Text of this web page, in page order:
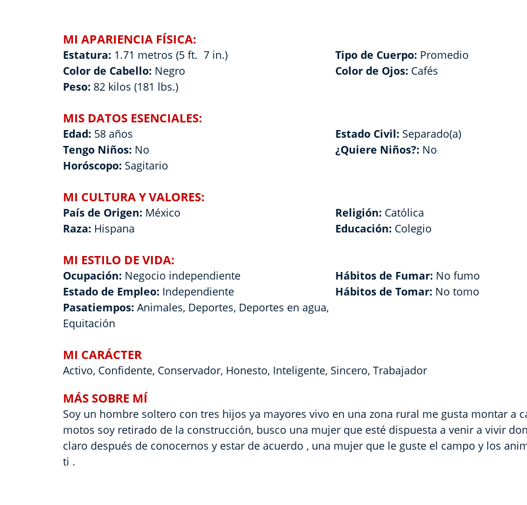
MI APARIENCIA FÍSICA:
Estatura: 1.71 metros (5 ft. 7 in.)
Color de Cabello: Negro
Peso: 82 kilos (181 lbs.)
Tipo de Cuerpo: Promedio
Color de Ojos: Cafés
MIS DATOS ESENCIALES:
Edad: 58 años
Tengo Niños: No
Horóscopo: Sagitario
Estado Civil: Separado(a)
¿Quiere Niños?: No
MI CULTURA Y VALORES:
País de Origen: México
Raza: Hispana
Religión: Católica
Educación: Colegio
MI ESTILO DE VIDA:
Ocupación: Negocio independiente
Estado de Empleo: Independiente
Pasatiempos: Animales, Deportes, Deportes en agua,
Equitación
Hábitos de Fumar: No fumo
Hábitos de Tomar: No tomo
MI CARÁCTER
Activo, Confidente, Conservador, Honesto, Inteligente, Sincero, Trabajador
MÁS SOBRE MÍ
Soy un hombre soltero con tres hijos ya mayores vivo en una zona rural me gusta montar a
motos soy retirado de la construcción, busco una mujer que esté dispuesta a venir a vivir
claro después de conocernos y estar de acuerdo , una mujer que le guste el campo y los
ti .